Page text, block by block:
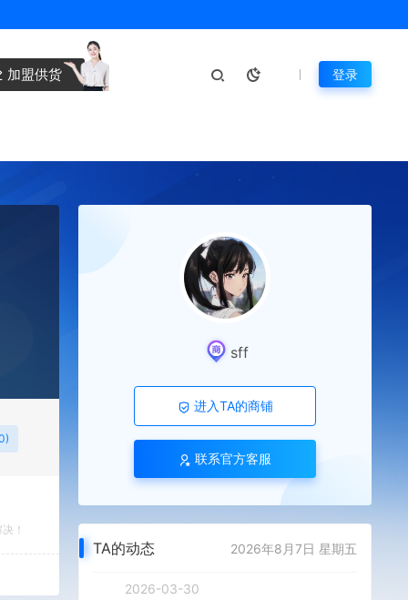
加盟供货 登录
！
sff
进入TA的商铺
联系官方客服
TA的动态 2026年8月7日 星期五
2026-03-30